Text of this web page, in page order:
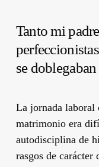
Tanto mi
se
La jornada laboral
matrimonio era
autodisciplina de
rasgos de carácter